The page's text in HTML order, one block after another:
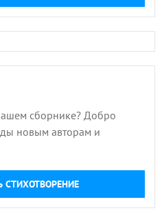
сборнике? Добро
новым авторам и
СТИХОТВОРЕНИЕ